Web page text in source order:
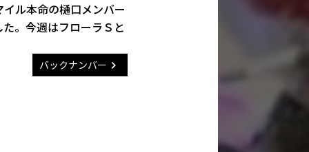
ル本命の樋口メンバー
。今週はフローラＳと
バックナンバー